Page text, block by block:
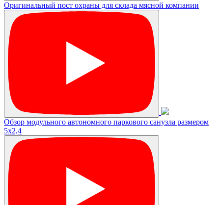
Оригинальный пост охраны для склада мясной компании
Обзор модульного автономного паркового санузла размером
5х2,4